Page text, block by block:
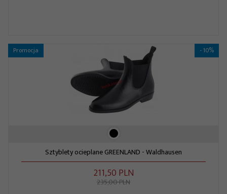
Promocja - 10%
Sztyblety ocieplane GREENLAND - Waldhausen
211,50 PLN
235,00 PLN